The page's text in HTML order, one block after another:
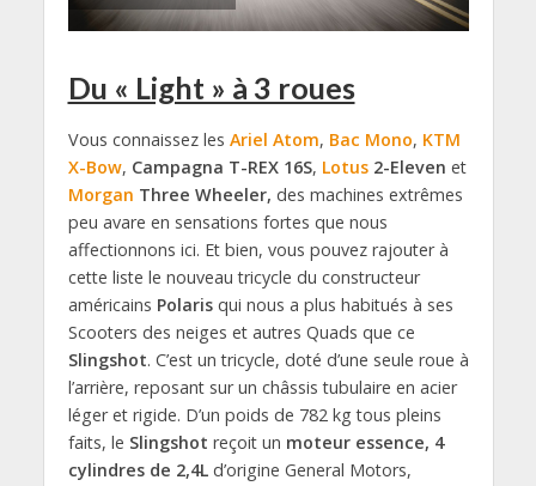
Du « Light » à 3 roues
Vous connaissez les Ariel Atom, Bac Mono, KTM
X-Bow, Campagna T-REX 16S, Lotus2-Eleven et
Morgan Three Wheeler, des machines extrêmes
peu avare en sensations fortes que nous
affectionnons ici. Et bien, vous pouvez rajouter à
cette liste le nouveau tricycle du constructeur
américains Polarisqui nous a plus habitués à ses
Scooters des neiges et autres Quads que ce
Slingshot. C’est un tricycle, doté d’une seule roue à
l’arrière, reposant sur un châssis tubulaire en acier
léger et rigide. D’un poids de 782 kg tous pleins
faits, le Slingshot reçoit un moteur essence, 4
cylindres de 2,4Ld’origine General Motors,